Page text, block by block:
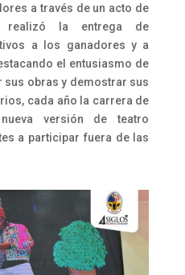
a través de un acto de
realizó la entrega de
a los ganadores y a
el entusiasmo de
sus obras y demostrar sus
cada año la carrera de
versión de teatro
a participar fuera de las